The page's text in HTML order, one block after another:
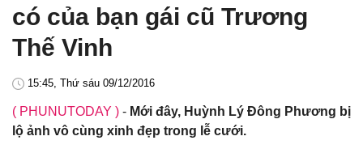
có của bạn gái cũ Trương
Thế Vinh
15:45, Thứ sáu 09/12/2016
( PHUNUTODAY ) - Mới đây, Huỳnh Lý Đông Phương bị
lộ ảnh vô cùng xinh đẹp trong lễ cưới.